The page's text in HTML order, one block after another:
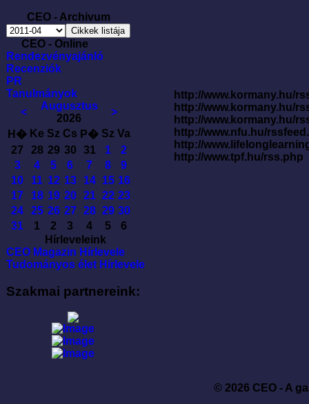
CEO - Archivum
CEO - Online
Rendezvényajánló
Recenziók
PR
Tanulmányok
<
Augusztus
2026
>
H� Ke Sz Cs P� Sz Va
27
28 29 30 31 1
2
3
4 5 6 7 8
9
10
11 12 13 14 15 16
17
18 19 20 21 22 23
24
25 26 27 28 29 30
31
1 2 3 4 5
6
Hírleveleink
CEO Magazin Hírlevele
Tudományos élet Hírlevele
Szakmai partnereink:
http://www.kormany.hu/
http://www.kormany.hu/
http://www.kormany.hu/
http://www.nfu.hu/
http://
http://www.tpf.hu/rss.php
© 2026 CEO - A